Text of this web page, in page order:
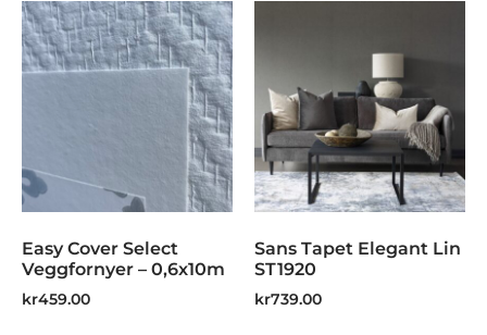
Easy Cover Select
Veggfornyer – 0,6x10m
kr459.00
Sans Tapet Elegant Lin
ST1920
kr739.00